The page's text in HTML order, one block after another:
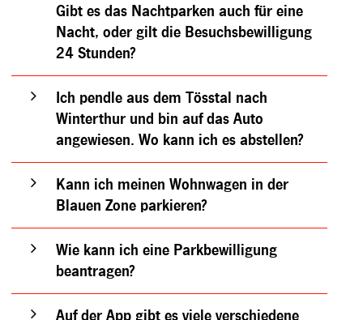
Gibt es das Nachtparken auch für eine
Nacht, oder gilt die Besuchsbewilligung
24 Stunden?
Ich pendle aus dem Tösstal nach
Winterthur und bin auf das Auto
angewiesen. Wo kann ich es abstellen?
Kann ich meinen Wohnwagen in der
Blauen Zone parkieren?
Wie kann ich eine Parkbewilligung
beantragen?
Auf der App gibt es viele verschiedene